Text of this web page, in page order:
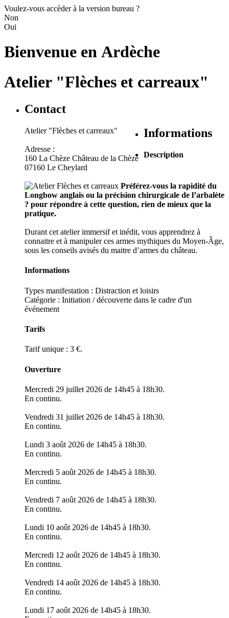
Voulez-vous accèder à la version bureau ?
Non
Oui
Bienvenue en Ardèche
Atelier "Flèches et carreaux"
Contact
Atelier "Flèches et carreaux"
Adresse :
160 La Chèze Château de la Chèze
07160 Le Cheylard
Informations
Description
Préférez-vous la rapidité du
Longbow anglais ou la précision chirurgicale de l’arbalète
? pour répondre à cette question, rien de mieux que la
pratique.
Durant cet atelier immersif et inédit, vous apprendrez à
connaitre et à manipuler ces armes mythiques du Moyen-Âge,
sous les conseils avisés du maitre d’armes du château.
Informations
Types manifestation : Distraction et loisirs
Catégorie : Initiation / découverte dans le cadre d'un
événement
Tarifs
Tarif unique : 3 €.
Ouverture
Mercredi 29 juillet 2026 de 14h45 à 18h30.
En continu.
Vendredi 31 juillet 2026 de 14h45 à 18h30.
En continu.
Lundi 3 août 2026 de 14h45 à 18h30.
En continu.
Mercredi 5 août 2026 de 14h45 à 18h30.
En continu.
Vendredi 7 août 2026 de 14h45 à 18h30.
En continu.
Lundi 10 août 2026 de 14h45 à 18h30.
En continu.
Mercredi 12 août 2026 de 14h45 à 18h30.
En continu.
Vendredi 14 août 2026 de 14h45 à 18h30.
En continu.
Lundi 17 août 2026 de 14h45 à 18h30.